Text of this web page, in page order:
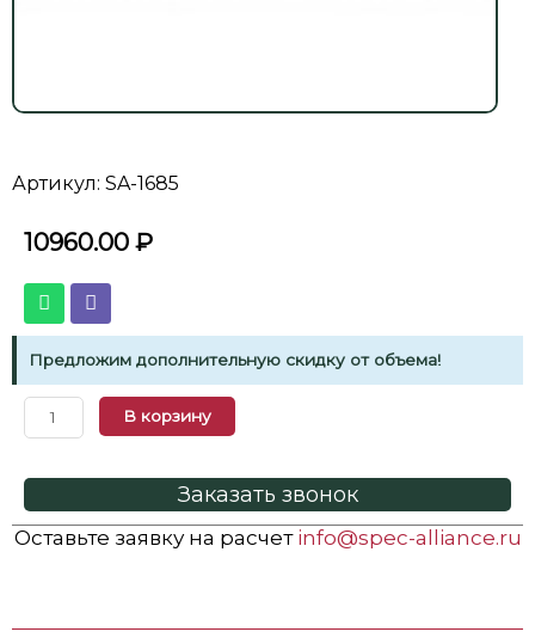
Артикул: SA-1685
10960.00 ₽
Предложим дополнительную скидку от объема!
В корзину
Заказать звонок
Оставьте заявку на расчет info@spec-alliance.ru